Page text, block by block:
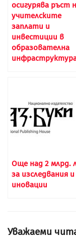
осигурява ръст
учителските
заплати и
инвестиции в
образователна
Още над 2 млрд.
за изследвания и
иновации
Уважаеми